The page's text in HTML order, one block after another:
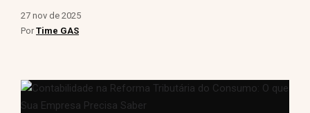
27 nov de 2025
Por Time GAS